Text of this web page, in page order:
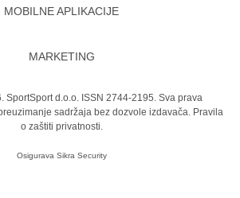
MOBILNE APLIKACIJE
MARKETING
SportSport d.o.o. ISSN 2744-2195. Sva prava
sadržaja bez dozvole izdavača. Pravila
o zaštiti privatnosti.
Osigurava Sikra Security